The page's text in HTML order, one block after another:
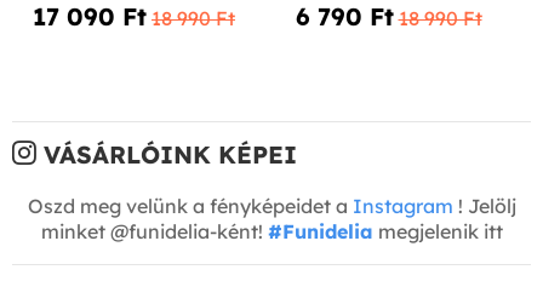
17 090 Ft‎ 18 990 Ft‎ 6 790 Ft‎ 18 990 Ft‎
VÁSÁRLÓINK KÉPEI
Oszd meg velünk a fényképeidet a Instagram ! Jelölj
minket @funidelia-ként! #Funidelia megjelenik itt